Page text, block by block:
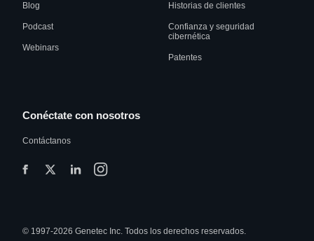
Blog
Podcast
Webinars
Historias de clientes
Confianza y seguridad
cibernética
Patentes
Conéctate con nosotros
Contáctanos
© 1997-2026 Genetec Inc. Todos los derechos reservados.